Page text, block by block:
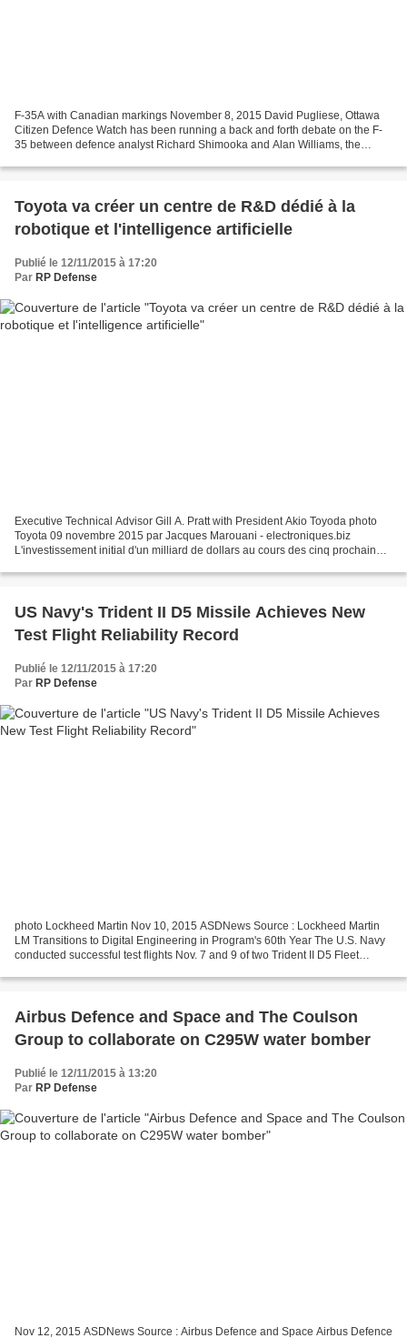
F-35A with Canadian markings November 8, 2015 David Pugliese, Ottawa
Citizen Defence Watch has been running a back and forth debate on the F-
35 between defence analyst Richard Shimooka and Alan Williams, the
Toyota va créer un centre de R&D dédié à la
robotique et l'intelligence artificielle
Publié le 12/11/2015 à 17:20
Par RP Defense
Executive Technical Advisor Gill A. Pratt with President Akio Toyoda photo
Toyota 09 novembre 2015 par Jacques Marouani - electroniques.biz
L'investissement initial d'un milliard de dollars au cours des cinq prochaines
US Navy's Trident II D5 Missile Achieves New
Test Flight Reliability Record
Publié le 12/11/2015 à 17:20
Par RP Defense
photo Lockheed Martin Nov 10, 2015 ASDNews Source : Lockheed Martin
LM Transitions to Digital Engineering in Program's 60th Year The U.S. Navy
conducted successful test flights Nov. 7 and 9 of two Trident II D5 Fleet
Airbus Defence and Space and The Coulson
Group to collaborate on C295W water bomber
Publié le 12/11/2015 à 13:20
Par RP Defense
Nov 12, 2015 ASDNews Source : Airbus Defence and Space Airbus Defence